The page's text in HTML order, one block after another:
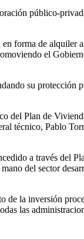
público-
forma de alquiler
el
su protección
del Plan de
técnico, Pablo
a través del
del sector
de la inversión
las